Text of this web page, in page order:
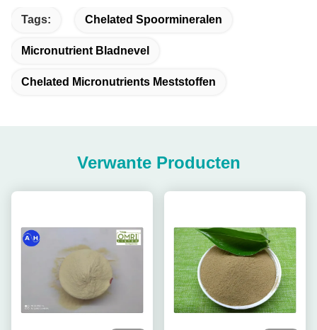
Tags: Chelated Spoormineralen
Micronutrient Bladnevel
Chelated Micronutrients Meststoffen
Verwante Producten